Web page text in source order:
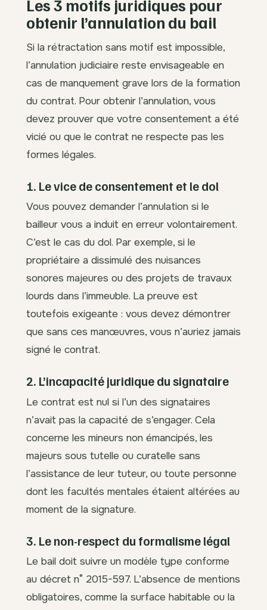
Les 3 motifs juridiques pour
obtenir l’annulation du bail
Si la rétractation sans motif est impossible,
l’annulation judiciaire reste envisageable en
cas de manquement grave lors de la formation
du contrat. Pour obtenir l’annulation, vous
devez prouver que votre consentement a été
vicié ou que le contrat ne respecte pas les
formes légales.
1. Le vice de consentement et le dol
Vous pouvez demander l’annulation si le
bailleur vous a induit en erreur volontairement.
C’est le cas du dol. Par exemple, si le
propriétaire a dissimulé des nuisances
sonores majeures ou des projets de travaux
lourds dans l’immeuble. La preuve est
toutefois exigeante : vous devez démontrer
que sans ces manœuvres, vous n’auriez jamais
signé le contrat.
2. L’incapacité juridique du signataire
Le contrat est nul si l’un des signataires
n’avait pas la capacité de s’engager. Cela
concerne les mineurs non émancipés, les
majeurs sous tutelle ou curatelle sans
l’assistance de leur tuteur, ou toute personne
dont les facultés mentales étaient altérées au
moment de la signature.
3. Le non-respect du formalisme légal
Le bail doit suivre un modèle type conforme
au décret n° 2015-597. L’absence de mentions
obligatoires, comme la surface habitable ou la